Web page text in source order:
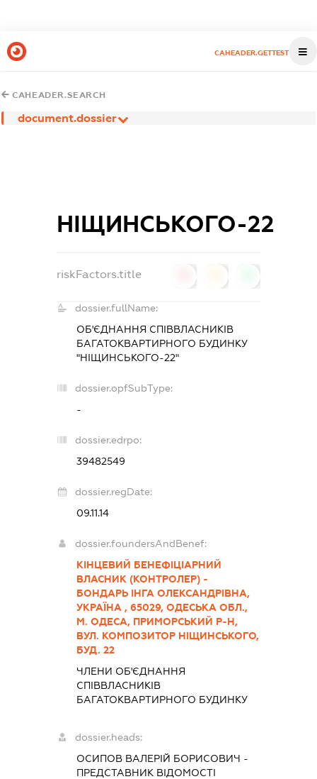
CAHEADER.GETTEST
CAHEADER.SEARCH
document.dossier
НІЩИНСЬКОГО-22
riskFactors.title
dossier.fullName:
ОБ'ЄДНАННЯ СПІВВЛАСНИКІВ
БАГАТОКВАРТИРНОГО БУДИНКУ
"НІЩИНСЬКОГО-22"
dossier.opfSubType:
-
dossier.edrpo:
39482549
dossier.regDate:
09.11.14
dossier.foundersAndBenef:
КІНЦЕВИЙ БЕНЕФІЦІАРНИЙ
ВЛАСНИК (КОНТРОЛЕР) -
БОНДАРЬ ІНГА ОЛЕКСАНДРІВНА,
УКРАЇНА , 65029, ОДЕСЬКА ОБЛ.,
М. ОДЕСА, ПРИМОРСЬКИЙ Р-Н,
ВУЛ. КОМПОЗИТОР НІЩИНСЬКОГО,
БУД. 22
ЧЛЕНИ ОБ'ЄДНАННЯ
СПІВВЛАСНИКІВ
БАГАТОКВАРТИРНОГО БУДИНКУ
dossier.heads:
ОСИПОВ ВАЛЕРІЙ БОРИСОВИЧ -
ПРЕДСТАВНИК ВІДОМОСТІ